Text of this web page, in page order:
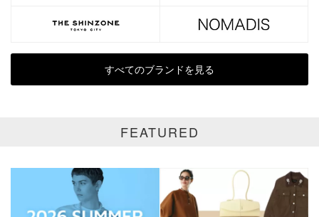
ベージュ オレンジ
イエロー レッド ピンク
パープル グリーン ブルー
すべてのブランドを見る
FEATURED